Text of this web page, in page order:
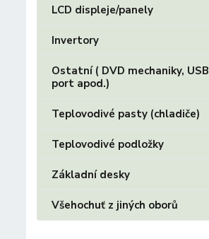
LCD displeje/panely
Invertory
Ostatní ( DVD mechaniky, USB
port apod.)
Teplovodivé pasty (chladiče)
Teplovodivé podložky
Základní desky
Všehochuť z jiných oborů